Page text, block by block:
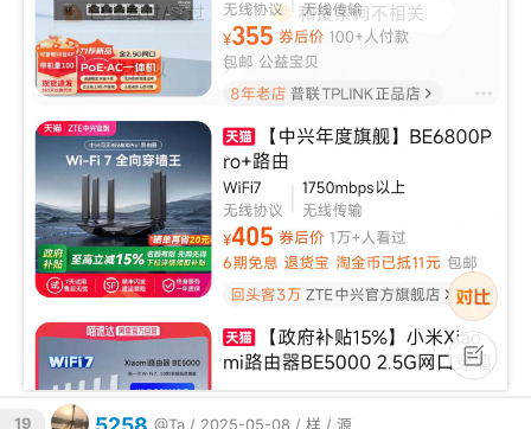
19 @Ta / 2025-05-08 / 样 / 源